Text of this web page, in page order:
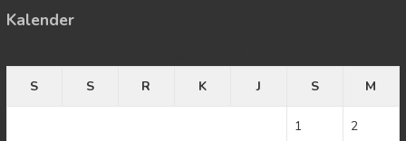
Kalender
S
S R K J S M
1 2